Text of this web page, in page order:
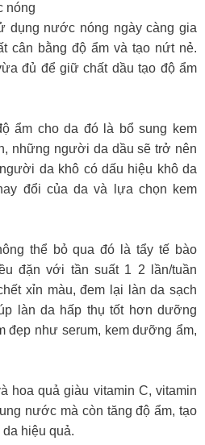
nóng
dụng nước nóng ngày càng gia
cân bằng độ ẩm và tạo nứt nẻ.
đủ để giữ chất dầu tạo độ ẩm
ẩm cho da đó là bổ sung kem
những người da dầu sẽ trở nên
da khô có dấu hiệu khô da
đổi của da và lựa chọn kem
thể bỏ qua đó là tẩy tế bào
đặn với tần suất 1 2 lần/tuần
xỉn màu, đem lại làn da sạch
làn da hấp thụ tốt hơn dưỡng
đẹp như serum, kem dưỡng ẩm,
hoa quả giàu vitamin C, vitamin
nước mà còn tăng độ ẩm, tạo
hiệu quả.